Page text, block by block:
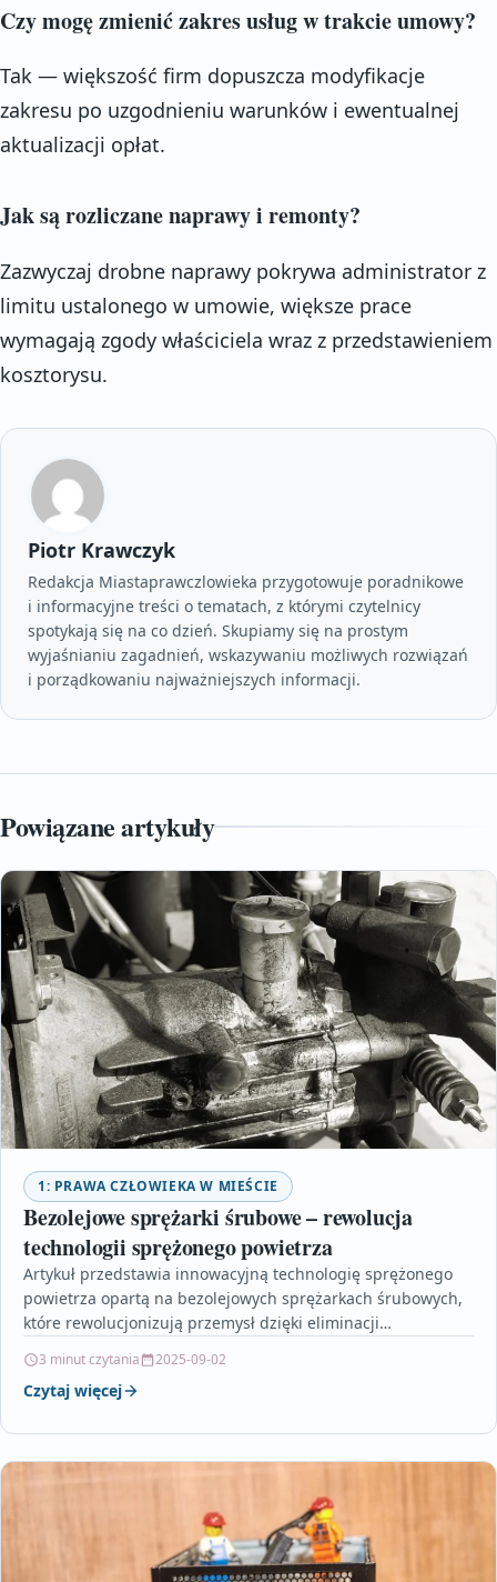
Czy mogę zmienić zakres usług w trakcie umowy?
Tak — większość firm dopuszcza modyfikacje
zakresu po uzgodnieniu warunków i ewentualnej
aktualizacji opłat.
Jak są rozliczane naprawy i remonty?
Zazwyczaj drobne naprawy pokrywa administrator z
limitu ustalonego w umowie, większe prace
wymagają zgody właściciela wraz z przedstawieniem
kosztorysu.
Piotr Krawczyk
Redakcja Miastaprawczlowieka przygotowuje poradnikowe
i informacyjne treści o tematach, z którymi czytelnicy
spotykają się na co dzień. Skupiamy się na prostym
wyjaśnianiu zagadnień, wskazywaniu możliwych rozwiązań
i porządkowaniu najważniejszych informacji.
Powiązane artykuły
1: PRAWA CZŁOWIEKA W MIEŚCIE
Bezolejowe sprężarki śrubowe – rewolucja
technologii sprężonego powietrza
Artykuł przedstawia innowacyjną technologię sprężonego
powietrza opartą na bezolejowych sprężarkach śrubowych,
które rewolucjonizują przemysł dzięki eliminacji
efektywność…
3 minut czytania 2025-09-02
Czytaj więcej